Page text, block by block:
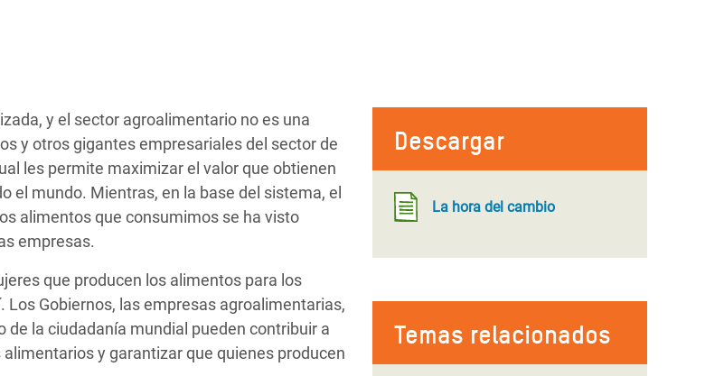
Descargar
La hora del cambio
Temas relacionados
y el sector agroalimentario no es una
y otros gigantes empresariales del sector de
les permite maximizar el valor que obtienen
el mundo. Mientras, en la base del sistema, el
alimentos que consumimos se ha visto
empresas.
que producen los alimentos para los
Gobiernos, las empresas agroalimentarias,
de la ciudadanía mundial pueden contribuir a
y garantizar que quienes producen